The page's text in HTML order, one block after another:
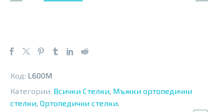
Код: L600M
Категории: Всички Стелки, Мъжки ортопедични
стелки, Ортопедични стелки.